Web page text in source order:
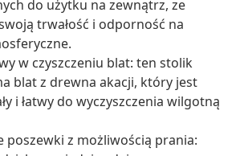
do użytku na zewnątrz, ze
trwałość i odporność na
w czyszczeniu blat: ten stolik
blat z drewna akacji, który jest
i łatwy do wyczyszczenia wilgotną
poszewki z możliwością prania: